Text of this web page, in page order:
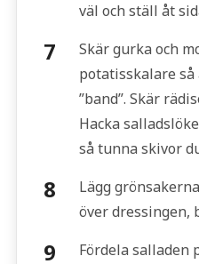
väl och ställ åt
Skär gurka och
potatisskalare
”band”. Skär
Hacka
så tunna skivor
Lägg
över dressingen,
Fördela salladen